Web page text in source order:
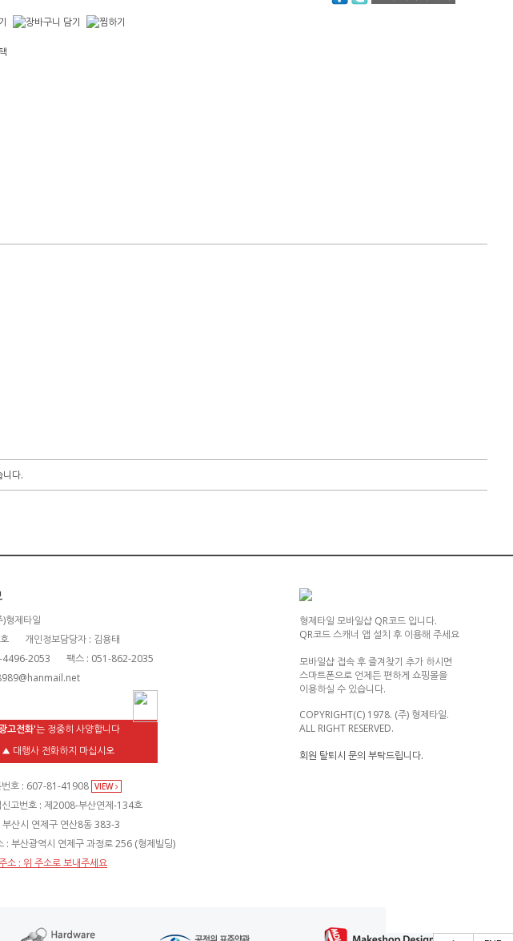
니다.
형제타일
개인정보담당자 : 김용태
4496-2053
팩스 : 051-862-2035
고전화'는 정중히 사양합니다
▲ 대행사 전화하지 마십시오
번호 : 607-81-41908 VIEW
고번호 : 제2008-부산연제-134호
부산시 연제구 연산8동 383-3
: 부산광역시 연제구 과정로 256 (형제빌딩)
소 : 위 주소로 보내주세요
형제타일 모바일샵 QR코드 입니다.
QR코드 스캐너 앱 설치 후 이용해 주세요
모바일샵 접속 후 즐겨찾기 추가 하시면
스마트폰으로 언제든 편하게 쇼핑몰을
이용하실 수 있습니다.
COPYRIGHT(C) 1978. (주) 형제타일.
ALL RIGHT RESERVED.
회원 탈퇴시 문의 부탁드립니다.